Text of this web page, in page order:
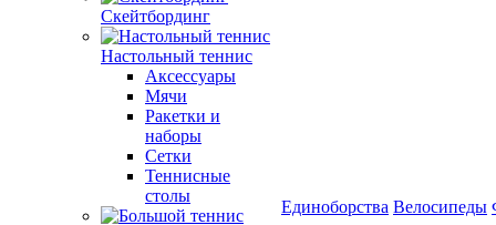
Скейтбординг
Настольный теннис
Аксессуары
Мячи
Ракетки и
наборы
Сетки
Теннисные
столы
Единоборства Велосипеды